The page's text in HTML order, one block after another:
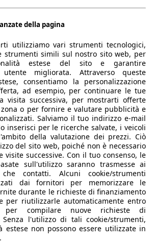
9.5 l/100km
75 l
alcuna responsabilità per la correttezza
Torna su
il mercato auto europeo.
AutoScout24
della pagina
utilizziamo vari strumenti tecnologici,
strumenti simili sul nostro sito web, per
estese del sito e garantire
utente migliorata. Attraverso queste
consentiamo la personalizzazione
ad esempio, per continuare le tue
visita successiva, per mostrarti offerte
o per fornire e valutare pubblicità e
Salviamo il tuo indirizzo e-mail
inserisci per le ricerche salvate, i veicoli
della valutazione dei prezzi. Ciò
del sito web, poiché non è necessario
visite successive. Con il tuo consenso, le
sull'utilizzo saranno trasmesse ai
che contatti. Alcuni cookie/strumenti
dai fornitori per memorizzare le
durante le richieste di finanziamento
per riutilizzarle automaticamente entro
per compilare nuove richieste di
Senza l'utilizzo di tali cookie/strumenti,
estese non possono essere utilizzate in